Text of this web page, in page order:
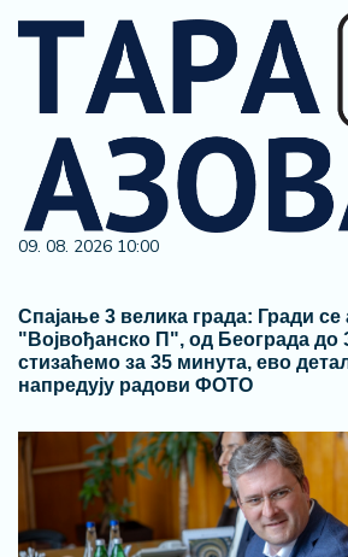
09. 08. 2026 10:00
Спајање 3 велика града: Гради се
"Војвођанско П", од Београда
стизаћемо за 35 минута, ево
напредују радови ФОТО